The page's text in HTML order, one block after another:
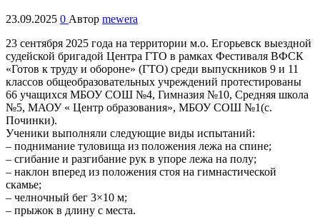
23.09.2025 0 Автор mewera
23 сентября 2025 года на территории м.о. Егорьевск выездной
судейской бригадой Центра ГТО в рамках Фестиваля ВФСК
«Готов к труду и обороне» (ГТО) среди выпускников 9 и 11
классов общеобразовательных учреждений протестированы
66 учащихся МБОУ СОШ №4, Гимназия №10, Средняя школа
№5, МАОУ « Центр образования», МБОУ СОШ №1(с.
Починки).
Ученики выполняли следующие виды испытаний:
– поднимание туловища из положения лежа на спине;
– сгибание и разгибание рук в упоре лежа на полу;
– наклон вперед из положения стоя на гимнастической
скамье;
– челночный бег 3×10 м;
– прыжок в длину с места.